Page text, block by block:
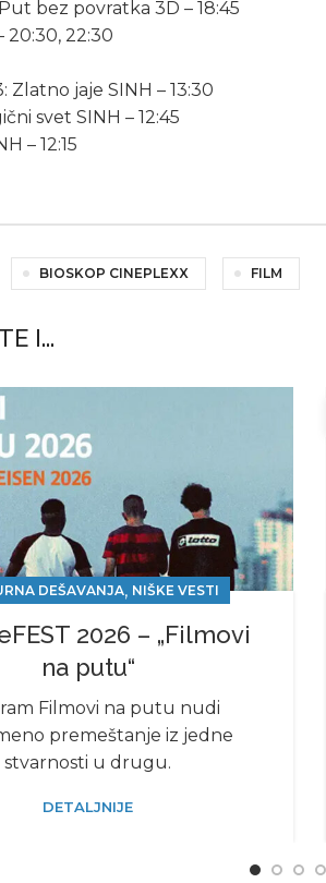
bez povratka 3D – 18:45
20:30, 22:30
Zlatno jaje SINH – 13:30
svet SINH – 12:45
– 12:15
BIOSKOP CINEPLEXX FILM
I...
DEŠAVANJA, NIŠKE VESTI
2026 – „Filmovi
na putu“
Filmovi na putu nudi
prеmеštanjе iz jеdnе
stvarnosti u drugu.
DETALJNIJE